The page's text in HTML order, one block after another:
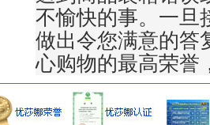
不愉快的事。一旦
做出令您满意的答
心购物的最高荣誉